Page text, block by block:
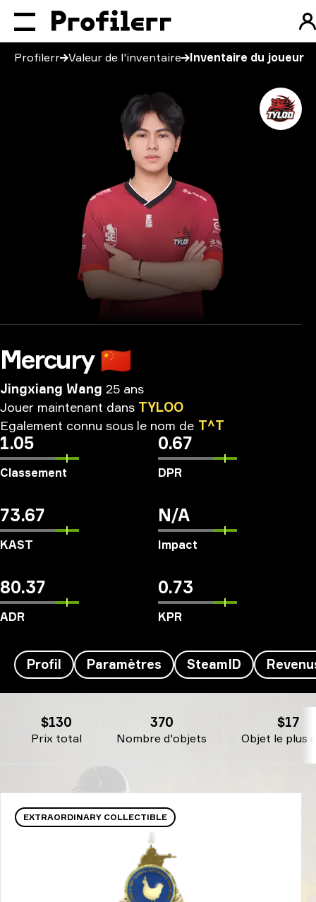
Profilerr Valeur de l'inventaire Inventaire du joueur
Mercury 🇨🇳
Jingxiang Wang 25 ans
Jouer maintenant dans TYLOO
Egalement connu sous le nom de T^T
1.05
Classement
0.67
DPR
73.67
KAST
N/A
Impact
80.37
ADR
0.73
KPR
Profil Paramètres SteamID
Prix total
$130
Nombre d'objets
370
Objet le plus
$17
EXTRAORDINARY COLLECTIBLE